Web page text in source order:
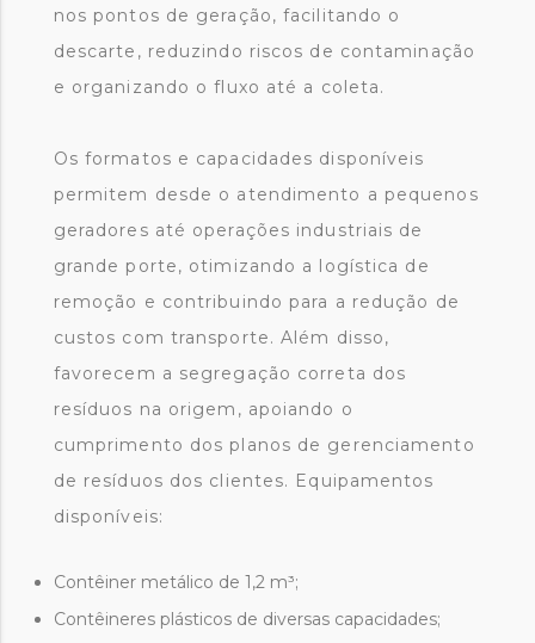
nos pontos de geração, facilitando o
descarte, reduzindo riscos de contaminação
e organizando o fluxo até a coleta.
Os formatos e capacidades disponíveis
permitem desde o atendimento a pequenos
geradores até operações industriais de
grande porte, otimizando a logística de
remoção e contribuindo para a redução de
custos com transporte. Além disso,
favorecem a segregação correta dos
resíduos na origem, apoiando o
cumprimento dos planos de gerenciamento
de resíduos dos clientes. Equipamentos
disponíveis:
Contêiner metálico de 1,2 m³;
Contêineres plásticos de diversas capacidades;